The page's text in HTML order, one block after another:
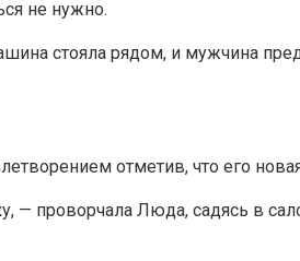
не нужно.
стояла рядом, и мужчина
отметив, что его
— проворчала Люда, садясь в